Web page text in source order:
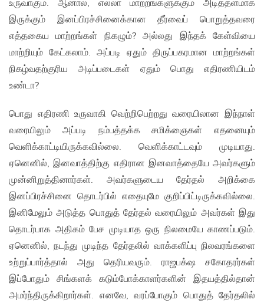
உருவாகும். ஆனால், எல்லா மாற்றங்களுக்கும் அடித்தளமாக
இருக்கும் இனப்பிரச்சினைக்கான தீர்வைப் பொறுத்தவரை
எத்தகைய மாற்றங்கள் நிகழும்? அல்லது இந்தக் கேள்வியை
மாற்றியும் கேட்கலாம். அப்படி ஏதும் திருப்பகரமான மாற்றங்கள்
நிகழ்வதற்குரிய அடிப்படைகள் ஏதும் பொது எதிரணியிடம்
உண்டா?
பொது எதிரணி உருவாகி வெற்றிபெற்றது வரையிலான இந்நாள்
வரையிலும் அப்படி நம்பத்தக்க சமிக்ஞைகள் எதனையும்
வெளிக்காட்டியிருக்கவில்லை. வெளிக்காட்டவும் முடியாது.
ஏனெனில், இனவாத்திற்கு எதிரான இனவாத்தையே அவர்களும்
முன்னிறுத்தினார்கள். அவர்களுடைய தேர்தல் அறிக்கை
இனப்பிரச்சினை தொடர்பில் எதையுமே குறிப்பிட்டிருக்கவில்லை.
இனிமேலும் அடுத்த பொதுத் தேர்தல் வரையிலும் அவர்கள் இது
தொடர்பாக அதிகம் பேச முடியாத ஒரு நிலமையே காணப்படும்.
ஏனெனில், நடந்து முடிந்த தேர்தலில் வாக்களிப்பு நிலவரங்களை
உற்றுப்பார்த்தால் அது தெரியவரும். ராஜபக்‌ஷ சகோதரர்கள்
இப்போதும் சிங்களக் கடும்போக்காளர்களின் இதயத்தில்தான்
அமர்ந்திருக்கிறார்கள். எனவே, வரப்போகும் பொதுத் தேர்தலில்